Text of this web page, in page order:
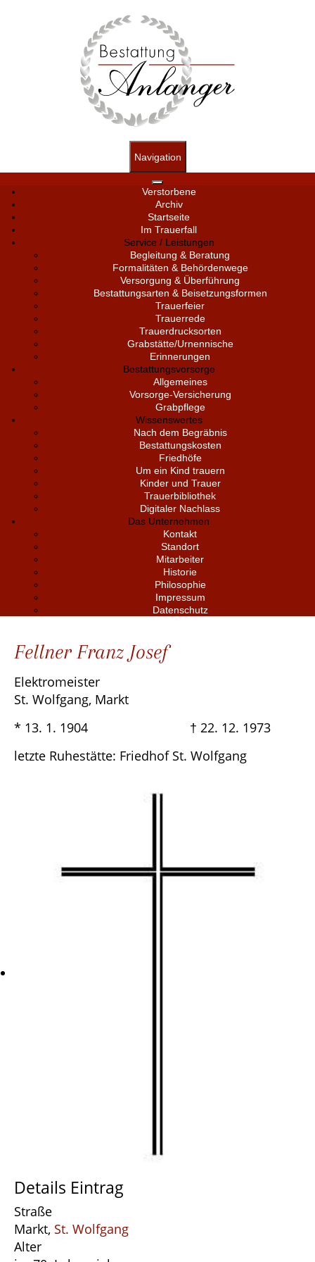
Navigation
Verstorbene
Archiv
Startseite
Im Trauerfall
Service / Leistungen
Begleitung & Beratung
Formalitäten & Behördenwege
Versorgung & Überführung
Bestattungsarten & Beisetzungsformen
Trauerfeier
Trauerrede
Trauerdrucksorten
Grabstätte/Urnennische
Erinnerungen
Bestattungsvorsorge
Allgemeines
Vorsorge-Versicherung
Grabpflege
Wissenswertes
Nach dem Begräbnis
Bestattungskosten
Friedhöfe
Um ein Kind trauern
Kinder und Trauer
Trauerbibliothek
Digitaler Nachlass
Das Unternehmen
Kontakt
Standort
Mitarbeiter
Historie
Philosophie
Impressum
Datenschutz
Fellner Franz Josef
Elektromeister
St. Wolfgang, Markt
* 13. 1. 1904 † 22. 12. 1973
letzte Ruhestätte: Friedhof St. Wolfgang
Details Eintrag
Straße
Markt, St. Wolfgang
Alter